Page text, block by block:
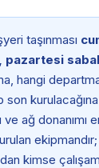
taşınması
pazartesi
hangi
son
ve ağ donanımı
kimse